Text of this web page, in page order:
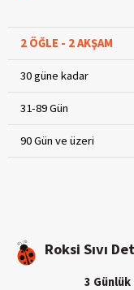
2 ÖĞLE - 2 AKŞAM
30 güne kadar
31-89 Gün
90 Gün ve üzeri
Roksi Sıvı
3 Günlük